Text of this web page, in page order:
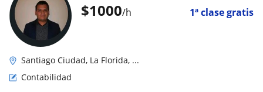
$1000/h 1ª clase gratis
Santiago Ciudad, La Florida, ...
Contabilidad